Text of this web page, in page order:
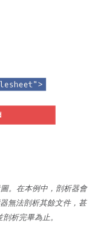
。在本例中，剖析器會
無法剖析其餘文件，甚
析完畢為止。